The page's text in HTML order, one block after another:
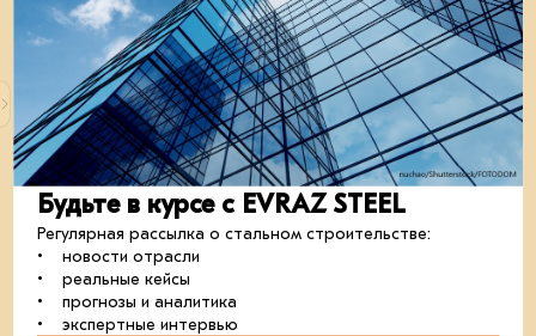
«Конфигуратор недели».
проектирование металлоконструкции строительство
16 февраля 2026
Будьте в курсе с EVRAZ STEEL
Регулярная рассылка о стальном строительстве:
• новости отрасли
• реальные кейсы
• прогнозы и аналитика
• экспертные интервью